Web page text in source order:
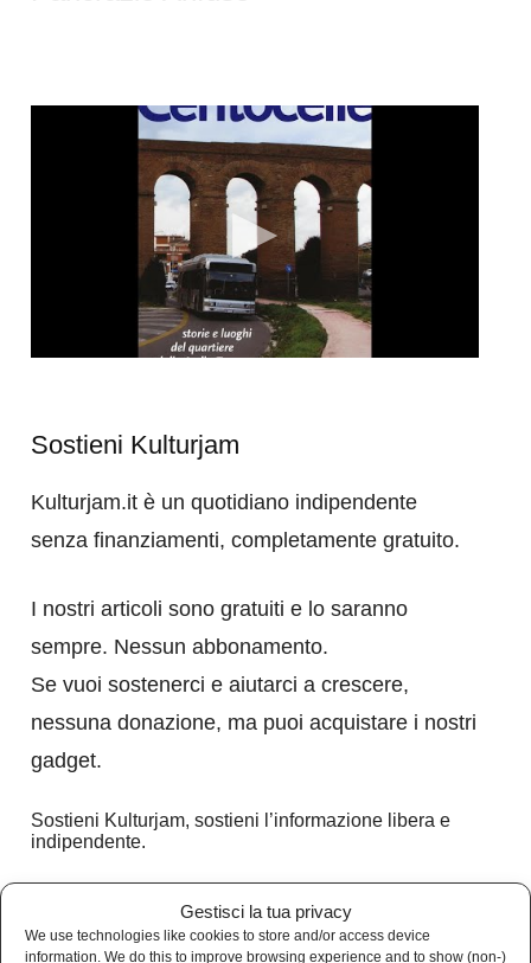
Gestisci la tua privacy
We use technologies like cookies to store and/or access device
information. We do this to improve browsing experience and to show (non-)
Sostieni Kulturjam
Kulturjam.it è un quotidiano indipendente
senza finanziamenti, completamente gratuito.
I nostri articoli sono gratuiti e lo saranno
sempre. Nessun abbonamento.
Se vuoi sostenerci e aiutarci a crescere,
nessuna donazione, ma puoi acquistare i nostri
gadget.
Sostieni Kulturjam, sostieni l’informazione libera e
indipendente.
Home